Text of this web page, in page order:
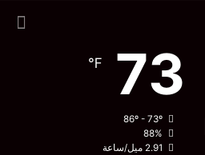
73
℉
88%
2.91 ميل/ساعة